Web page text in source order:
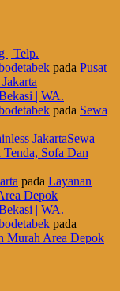
| Telp.
pada Pusat
| WA.
pada Sewa
JakartaSewa
Tenda, Sofa Dan
pada Layanan
Depok
| WA.
pada
Murah Area Depok